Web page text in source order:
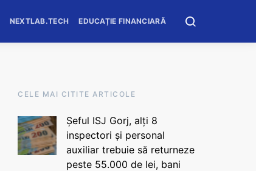
NEXTLAB.TECH EDUCAȚIE FINANCIARĂ
CELE MAI CITITE ARTICOLE
Șeful ISJ Gorj, alți 8
inspectori și personal
auxiliar trebuie să returneze
peste 55.000 de lei, bani